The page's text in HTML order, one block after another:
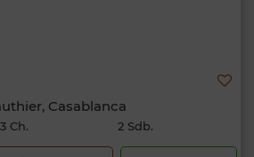
Casablanca
3 Ch. 2 Sdb.